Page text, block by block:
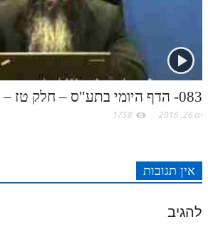
083- הדף היומי בתע"ס – חלק טז – ב'כט-ב'ל
ינו 26, 2016 1758
אין תגובות
להגיב